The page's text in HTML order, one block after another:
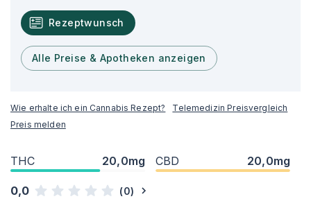
Rezeptwunsch
Alle Preise & Apotheken anzeigen
Wie erhalte ich ein Cannabis Rezept?
Telemedizin Preisvergleich
Preis melden
THC 20,0mg CBD 20,0mg
0,0 (0)